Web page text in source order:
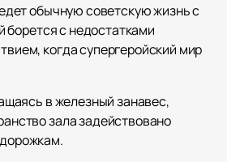
обычную советскую жизнь с
борется с недостатками
когда супергеройский мир
в железный занавес,
зала задействовано